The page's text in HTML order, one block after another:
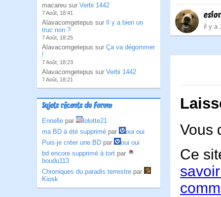
macareu sur Verbi 1442
7 Août, 18:41
Alavacomgetepus sur
Il y a bien un
truc non ?
7 Août, 18:25
Alavacomgetepus sur Ça va dégommer
!
7 Août, 18:23
Alavacomgetepus sur Verbi 1442
7 Août, 18:21
Sujets récents du Forum
Ennelle par
lolotte21
ma BD à été supprimé par
oui oui
Puis-je créer une BD par
oui oui
bd encore supprimé à tort par
boudu113
Chroniques du paradis terrestre par
Kiosk
il y a
Vous
Ce